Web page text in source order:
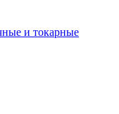
и токарные